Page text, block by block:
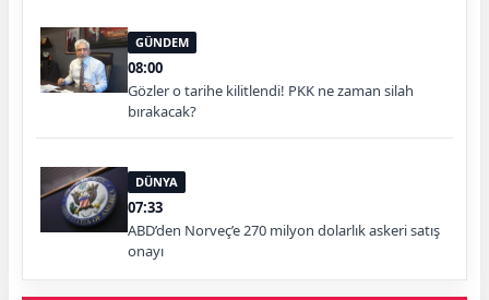
GÜNDEM
08:00
Gözler o tarihe kilitlendi! PKK ne zaman silah
bırakacak?
DÜNYA
07:33
ABD’den Norveç’e 270 milyon dolarlık askeri satış
onayı